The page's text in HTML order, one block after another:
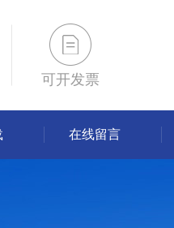
可开发票
在线留言